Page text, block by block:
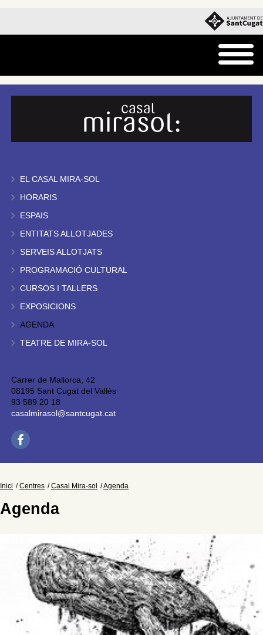
EL CASAL MIRA-SOL
HORARIS
ESPAIS
ENTITATS ALLOTJADES
SERVEIS ALLOTJATS
PROGRAMACIÓ CULTURAL
CURSOS I TALLERS
EXPOSICIONS
AGENDA
TEATRE DE MIRA-SOL
Carrer de Mallorca, 42
08195 Sant Cugat del Vallès
93 589 20 18
casalmirasol@santcugat.cat
Inici Centres Casal Mira-sol Agenda
Agenda